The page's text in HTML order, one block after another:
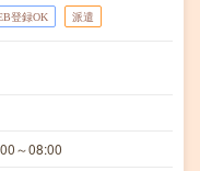
登録OK 派遣
～08:00